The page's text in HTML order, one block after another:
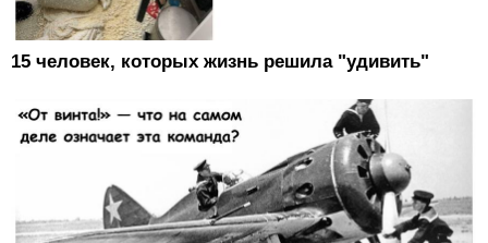
15 человек, которых жизнь решила "удивить"